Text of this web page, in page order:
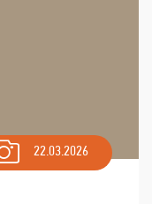
22.03.2026